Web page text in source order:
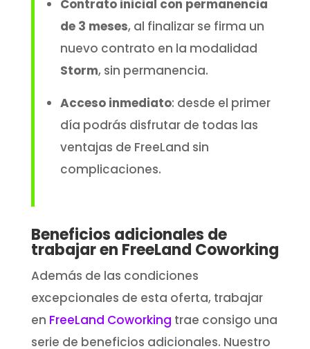
Contrato inicial con permanencia
de 3 meses, al finalizar se firma un
nuevo contrato en la modalidad
Storm, sin permanencia.
Acceso inmediato: desde el primer
día podrás disfrutar de todas las
ventajas de FreeLand sin
complicaciones.
Beneficios adicionales de
trabajar en FreeLand Coworking
Además de las condiciones
excepcionales de esta oferta, trabajar
en FreeLand Coworking trae consigo una
serie de beneficios adicionales. Nuestro